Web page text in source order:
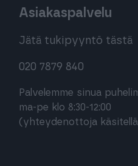
Asiakaspalvelu
Jätä tukipyyntö tästä
020 7879 840
Palvelemme sinua
ma-pe klo 8:30-12:00
(yhteydenottoja